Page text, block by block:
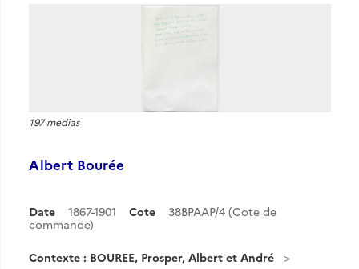
197 medias
Albert Bourée
Date 1867-1901 Cote
38BPAAP/4 (Cote de
commande)
Contexte : BOUREE, Prosper, Albert et André